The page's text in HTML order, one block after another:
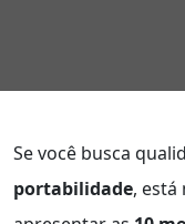
Se você busca
portabilidade, está